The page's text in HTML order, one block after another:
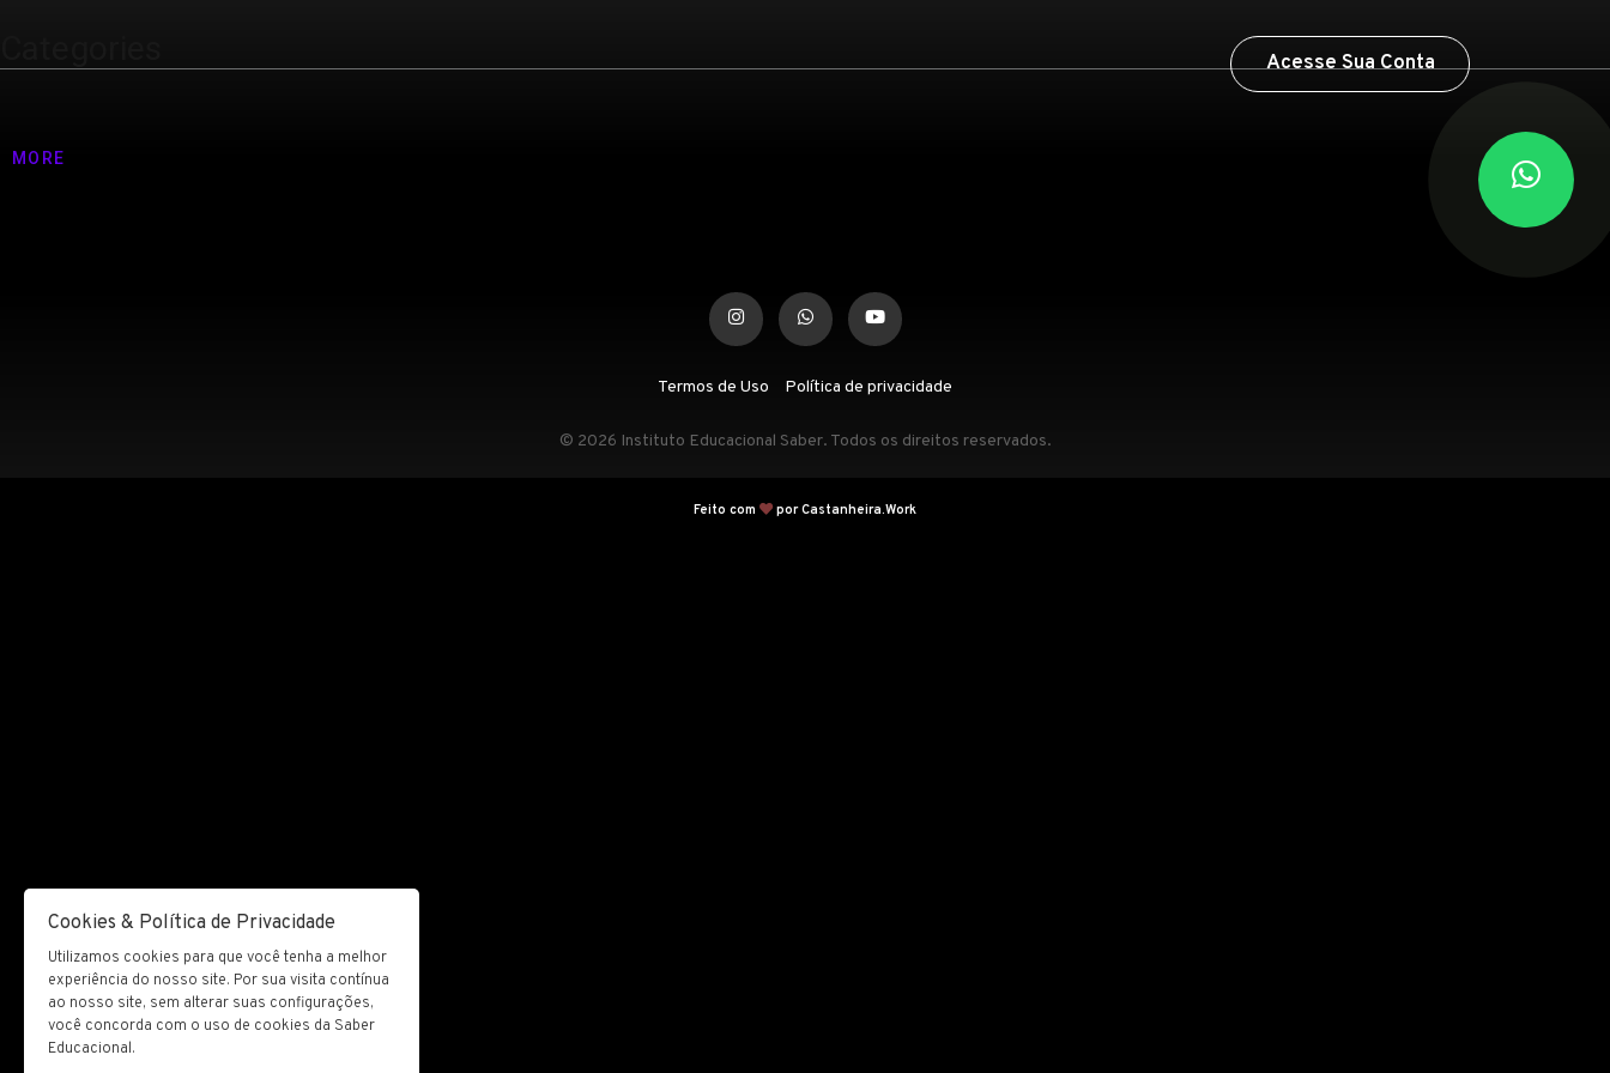
Acesse Sua Conta
MORE
Termos de Uso Política de privacidade
© 2026 Instituto Educacional Saber. Todos os direitos reservados.
Feito com por Castanheira.Work
Cookies & Política de Privacidade
Utilizamos cookies para que você tenha a melhor
experiência do nosso site. Por sua visita contínua
ao nosso site, sem alterar suas configurações,
você concorda com o uso de cookies da Saber
Educacional.